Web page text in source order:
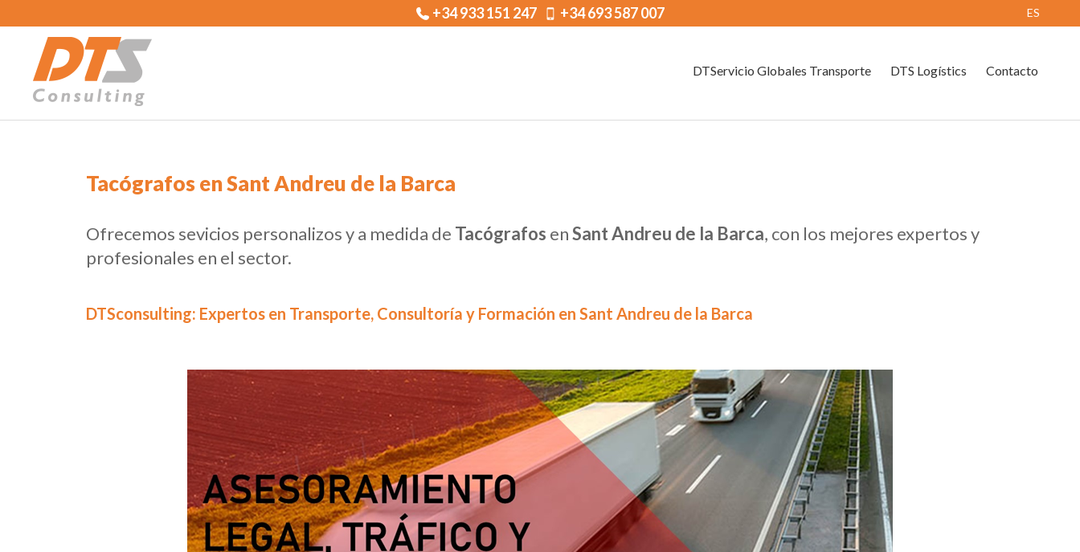
ES
+34 933 151 247 +34 693 587 007
DTServicio Globales Transporte DTS Logístics Contacto
Tacógrafos en Sant Andreu de la Barca
Ofrecemos sevicios personalizos y a medida de Tacógrafos enSant Andreu de la Barca, con los mejores expertos y
profesionales en el sector.
DTSconsulting: Expertos en Transporte, Consultoría y Formación en Sant Andreu de la Barca